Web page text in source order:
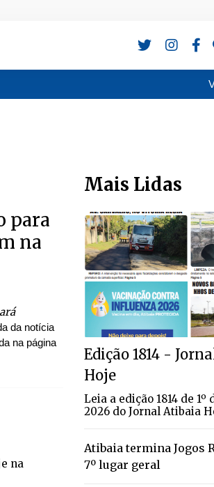
para
na
da notícia
na página
na
Mais Lidas
Edição 1814 -
Hoje
Leia a edição 1814 de 1º
2026 do Jornal Atibaia
Atibaia termina Jogos
7º lugar geral